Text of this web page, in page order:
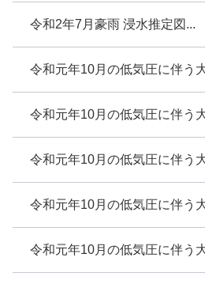
令和2年7月豪雨 浸水推定図...
令和元年10月の低気圧に伴う
令和元年10月の低気圧に伴う
令和元年10月の低気圧に伴う
令和元年10月の低気圧に伴う
令和元年10月の低気圧に伴う